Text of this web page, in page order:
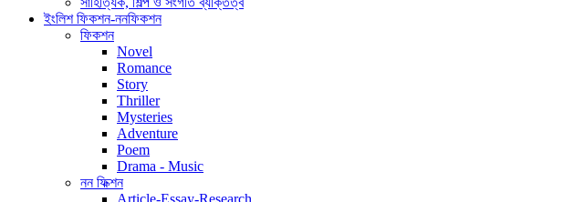
ইংলিশ ফিকশন-ননফিকশন
ফিকশন
Novel
Romance
Story
Thriller
Mysteries
Adventure
Poem
Drama - Music
নন ফিক্শন
Article-Essay-Research